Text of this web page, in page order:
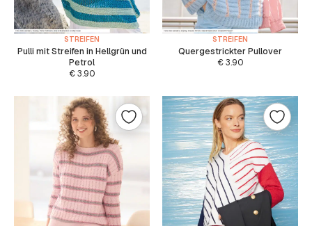
STREIFEN
Pulli mit Streifen in Hellgrün und
Petrol
€3.90
STREIFEN
Quergestrickter Pullover
€3.90